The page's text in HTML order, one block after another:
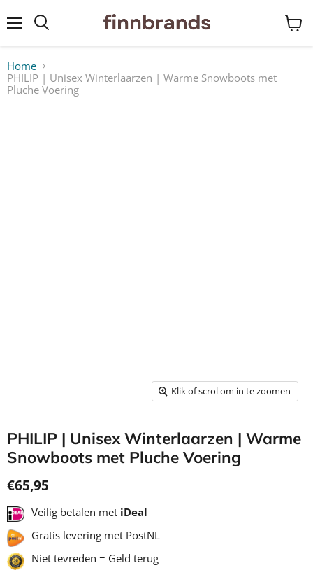
Home
PHILIP | Unisex Winterlaarzen | Warme Snowboots met
Pluche Voering
Klik of scrol om in te zoomen
PHILIP | Unisex Winterlaarzen | Warme
Snowboots met Pluche Voering
€65,95
Veilig betalen met iDeal
Gratis levering met PostNL
Niet tevreden = Geld terug